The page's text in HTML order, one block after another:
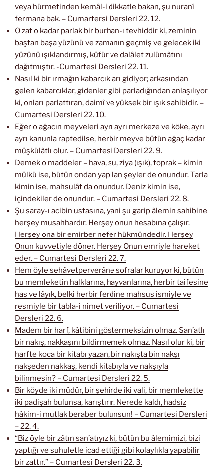
veya hürmetinden kemâl-i dikkatle bakan, şu nuranî
fermana bak. – Cumartersi Dersleri 22. 12.
O zat o kadar parlak bir burhan-ı tevhiddir ki, zeminin
baştan başa yüzünü ve zamanın geçmiş ve gelecek iki
yüzünü ışıklandırmış, küfür ve dalâlet zulümâtını
dağıtmıştır. -Cumartesi Dersleri 22. 11.
Nasıl ki bir ırmağın kabarcıkları gidiyor; arkasından
gelen kabarcıklar, gidenler gibi parladığından anlaşılıyor
ki, onları parlattıran, daimî ve yüksek bir ışık sahibidir. –
Cumartesi Dersleri 22. 10.
Eğer o ağacın meyveleri ayrı ayrı merkeze ve köke, ayrı
ayrı kanunla raptedilse, herbir meyve bütün ağaç kadar
müşkülâtlı olur. – Cumartesi Dersleri 22. 9.
Demek o maddeler – hava, su, ziya (ışık), toprak – kimin
mülkü ise, bütün ondan yapılan şeyler de onundur. Tarla
kimin ise, mahsulât da onundur. Deniz kimin ise,
içindekiler de onundur. – Cumartesi Dersleri 22. 8.
Şu saray-ı acibin ustasına, yani şu garip âlemin sahibine
herşey musahhardır. Herşey onun hesabına çalışır.
Herşey ona bir emirber nefer hükmündedir. Herşey
Onun kuvvetiyle döner. Herşey Onun emriyle hareket
eder. – Cumartesi Dersleri 22. 7.
Hem öyle sehâvetperverâne sofralar kuruyor ki, bütün
bu memleketin halklarına, hayvanlarına, herbir taifesine
has ve lâyık, belki herbir ferdine mahsus ismiyle ve
resmiyle bir tabla-i nimet veriliyor. – Cumartesi
Dersleri 22. 6.
Madem bir harf, kâtibini göstermeksizin olmaz. San’atlı
bir nakış, nakkaşını bildirmemek olmaz. Nasıl olur ki, bir
harfte koca bir kitabı yazan, bir nakışta bin nakşı
nakşeden nakkaş, kendi kitabıyla ve nakşıyla
bilinmesin? – Cumartesi Dersleri 22. 5.
Bir köyde iki müdür, bir şehirde iki vali, bir memlekette
iki padişah bulunsa, karıştırır. Nerede kaldı, hadsiz
hâkim-i mutlak beraber bulunsun! – Cumartesi Dersleri
– 22. 4.
“Biz öyle bir zâtın san’atıyız ki, bütün bu âlemimizi, bizi
yaptığı ve suhuletle icad ettiği gibi kolaylıkla yapabilir
bir zattır.” – Cumartesi Dersleri 22. 3.